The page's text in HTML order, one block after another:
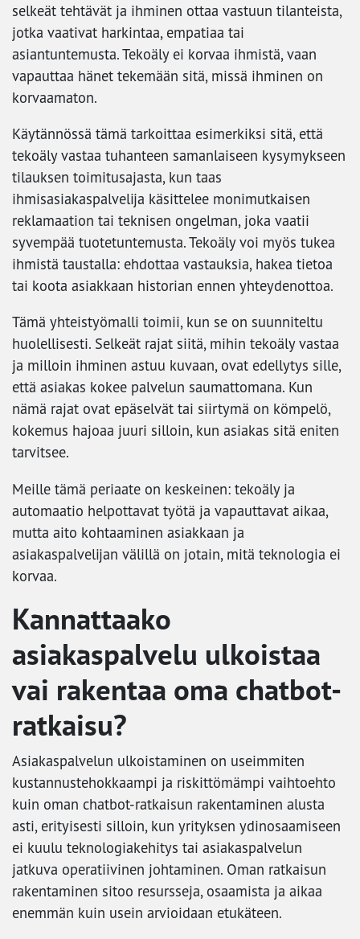
selkeät tehtävät ja ihminen ottaa vastuun tilanteista,
jotka vaativat harkintaa, empatiaa tai
asiantuntemusta. Tekoäly ei korvaa ihmistä, vaan
vapauttaa hänet tekemään sitä, missä ihminen on
korvaamaton.
Käytännössä tämä tarkoittaa esimerkiksi sitä, että
tekoäly vastaa tuhanteen samanlaiseen kysymykseen
tilauksen toimitusajasta, kun taas
ihmisasiakaspalvelija käsittelee monimutkaisen
reklamaation tai teknisen ongelman, joka vaatii
syvempää tuotetuntemusta. Tekoäly voi myös tukea
ihmistä taustalla: ehdottaa vastauksia, hakea tietoa
tai koota asiakkaan historian ennen yhteydenottoa.
Tämä yhteistyömalli toimii, kun se on suunniteltu
huolellisesti. Selkeät rajat siitä, mihin tekoäly vastaa
ja milloin ihminen astuu kuvaan, ovat edellytys sille,
että asiakas kokee palvelun saumattomana. Kun
nämä rajat ovat epäselvät tai siirtymä on kömpelö,
kokemus hajoaa juuri silloin, kun asiakas sitä eniten
tarvitsee.
Meille tämä periaate on keskeinen: tekoäly ja
automaatio helpottavat työtä ja vapauttavat aikaa,
mutta aito kohtaaminen asiakkaan ja
asiakaspalvelijan välillä on jotain, mitä teknologia ei
korvaa.
Kannattaako
asiakaspalvelu ulkoistaa
vai rakentaa oma chatbot-
ratkaisu?
Asiakaspalvelun ulkoistaminen on useimmiten
kustannustehokkaampi ja riskittömämpi vaihtoehto
kuin oman chatbot-ratkaisun rakentaminen alusta
asti, erityisesti silloin, kun yrityksen ydinosaamiseen
ei kuulu teknologiakehitys tai asiakaspalvelun
jatkuva operatiivinen johtaminen. Oman ratkaisun
rakentaminen sitoo resursseja, osaamista ja aikaa
enemmän kuin usein arvioidaan etukäteen.